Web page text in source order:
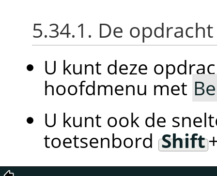
5.34.1. De
U kunt deze
hoofdmenu met
U kunt ook de
toetsenbord Shift